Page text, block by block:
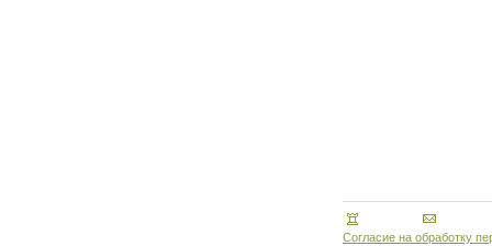
Согласие на обработку